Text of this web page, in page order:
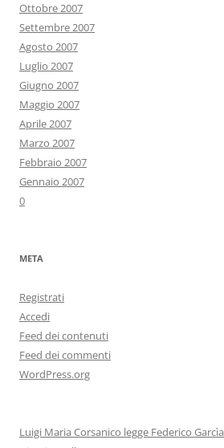
Ottobre 2007
Settembre 2007
Agosto 2007
Luglio 2007
Giugno 2007
Maggio 2007
Aprile 2007
Marzo 2007
Febbraio 2007
Gennaio 2007
0
META
Registrati
Accedi
Feed dei contenuti
Feed dei commenti
WordPress.org
Luigi Maria Corsanico legge Federico